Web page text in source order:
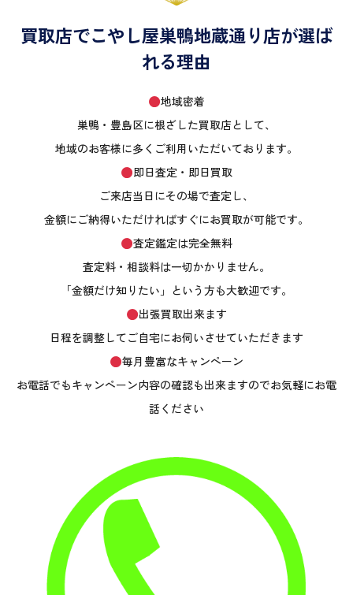
買取店でこやし屋巣鴨地蔵通り店が選ば
れる理由
地域密着
巣鴨・豊島区に根ざした買取店として、
地域のお客様に多くご利用いただいております。
即日査定・即日買取
ご来店当日にその場で査定し、
金額にご納得いただければすぐにお買取が可能です。
査定鑑定は完全無料
査定料・相談料は一切かかりません。
「金額だけ知りたい」という方も大歓迎です。
出張買取出来ます
日程を調整してご自宅にお伺いさせていただきます
毎月豊富なキャンペーン
お電話でもキャンペーン内容の確認も出来ますのでお気軽にお電
話ください